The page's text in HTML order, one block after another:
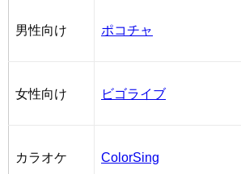
男性向け ポコチャ
女性向け ビゴライブ
カラオケ ColorSing